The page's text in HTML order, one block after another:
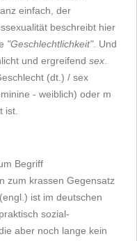
einfach, der
beschreibt hier
"Geschlechtlichkeit". Und
und ergreifend sex
(dt.) / sex
- weiblich) oder m
ist.
Begriff
zum krassen Gegensatz
ist im deutschen
sozial-
aber noch lange kein